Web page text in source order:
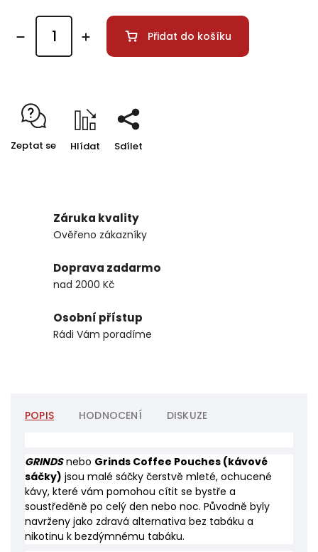
Přidat do košíku
Zeptat se Hlídat Sdílet
Záruka kvality
Ověřeno zákazníky
Doprava zadarmo
nad 2000 Kč
Osobní přístup
Rádi Vám poradíme
POPIS HODNOCENÍ DISKUZE
GRINDS nebo Grinds Coffee Pouches (kávové
sáčky) jsou malé sáčky čerstvě mleté, ochucené
kávy, které vám pomohou cítit se bystře a
soustředěně po celý den nebo noc. Původně byly
navrženy jako zdravá alternativa bez tabáku a
nikotinu k bezdýmnému tabáku.